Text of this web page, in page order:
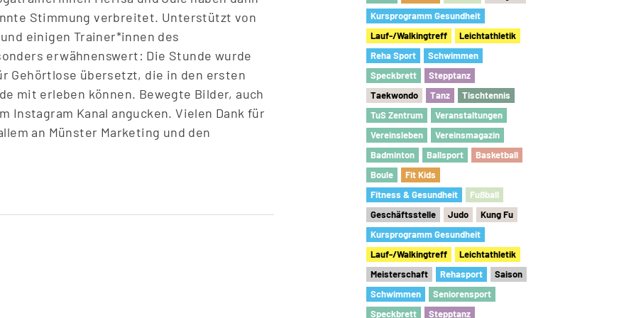
Stimmung verbreitet. Unterstützt von
einigen Trainer*innen des
erwähnenswert: Die Stunde wurde
Gehörtlose übersetzt, die in den ersten
mit erleben können. Bewegte Bilder, auch
Instagram Kanal angucken. Vielen Dank für
an Münster Marketing und den
Kursprogramm Gesundheit
Lauf-/Walkingtreff
Leichtathletik
Reha Sport
Schwimmen
Speckbrett
Stepptanz
Taekwondo
Tanz
Tischtennis
TuS Zentrum
Veranstaltungen
Vereinsleben
Vereinsmagazin
Badminton
Ballsport
Basketball
Boule
Fit Kids
Fitness & Gesundheit
Fußball
Geschäftsstelle
Judo
Kung Fu
Kursprogramm Gesundheit
Lauf-/Walkingtreff
Leichtathletik
Meisterschaft
Rehasport
Saison
Schwimmen
Seniorensport
Speckbrett
Stepptanz